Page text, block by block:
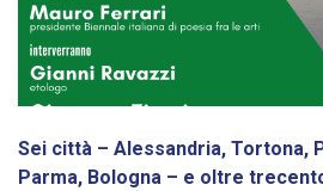
Sei città – Alessandria, Tortona,
Parma, Bologna – e oltre